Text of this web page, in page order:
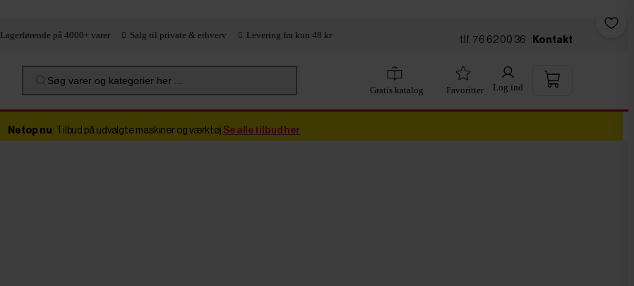
Lagerførende på 4000+ varer Salg til private & erhverv Levering fra kun 48 kr tlf. 76 62 00 36 Kontakt
Søg varer og kategorier her ...
Gratis katalog Favoritter Log ind
Netop nu: Tilbud på udvalgte maskiner og værktøj Se alle tilbud her